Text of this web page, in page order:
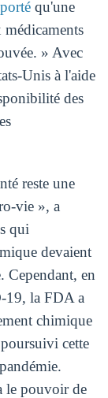
qu'une
» Avec
Unis à l'aide
des
reste une
vie », a
qui
devaient
Cependant, en
19, la FDA a
chimique
cette
le pouvoir de